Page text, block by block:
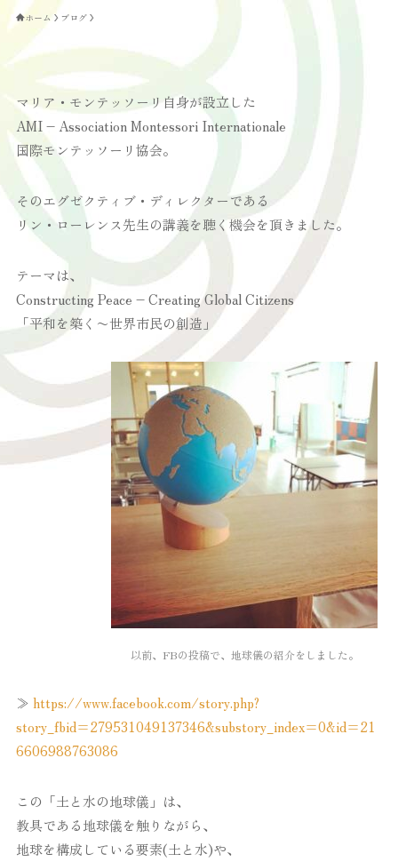
ホーム ブログ
マリア・モンテッソーリ自身が設立した
AMI – Association Montessori Internationale
国際モンテッソーリ協会。
そのエグゼクティブ・ディレクターである
リン・ローレンス先生の講義を聴く機会を頂きました。
テーマは、
Constructing Peace – Creating Global Citizens
「平和を築く〜世界市民の創造」
以前、FBの投稿で、地球儀の紹介をしました。
≫ https://www.facebook.com/story.php?
story_fbid=279531049137346&substory_index=0&id=21
6606988763086
この「土と水の地球儀」は、
教具である地球儀を触りながら、
地球を構成している要素(土と水)や、